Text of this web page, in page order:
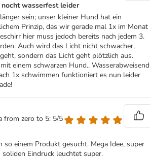
wasserfest leider
sein; unser kleiner Hund hat ein
Prinzip, das wir gerade mal 1x im Monat
hier muss jedoch bereits nach jedem 3.
Auch wird das Licht nicht schwacher,
sondern das Licht geht plötzlich aus.
einem schwarzen Hund.. Wasserabweisend
1x schwimmen funktioniert es nun leider
from zero to 5: 5/5
so einem Produkt gesucht. Mega Idee, super
Eindruck leuchtet super.